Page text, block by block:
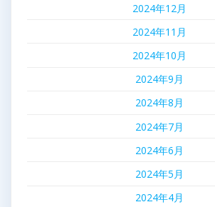
2024年12月
2024年11月
2024年10月
2024年9月
2024年8月
2024年7月
2024年6月
2024年5月
2024年4月